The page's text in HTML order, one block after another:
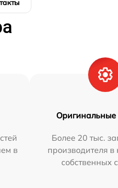
в
Оригинальные
Более 20 тыс.
производителя
собственных